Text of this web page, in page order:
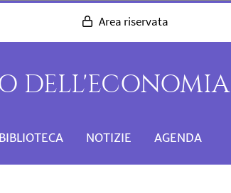
Area riservata
DELL'ECONOMIA
BIBLIOTECA NOTIZIE AGENDA